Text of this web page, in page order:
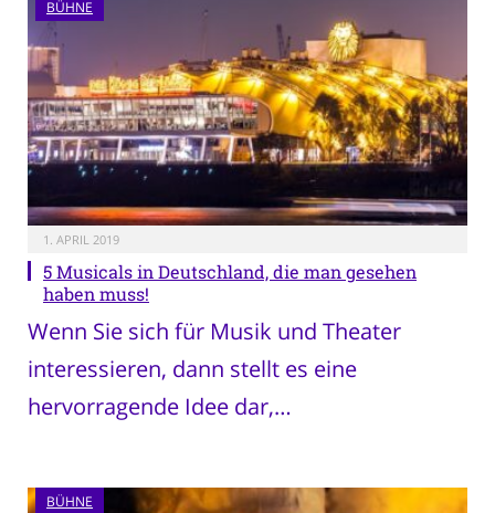
BÜHNE
1. APRIL 2019
5 Musicals in Deutschland, die man gesehen
haben muss!
Wenn Sie sich für Musik und Theater
interessieren, dann stellt es eine
hervorragende Idee dar,…
BÜHNE